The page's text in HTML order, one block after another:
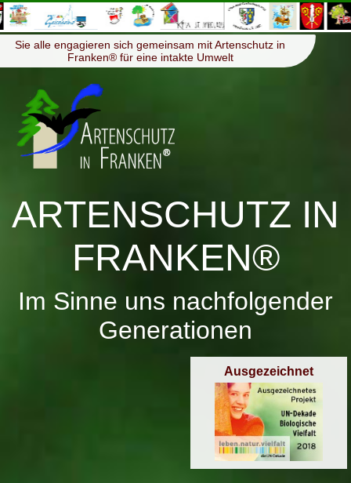
Menü ≡
Sie alle engagieren sich gemeinsam mit Artenschutz in
Franken® für eine intakte Umwelt
ARTENSCHUTZ IN
FRANKEN®
Im Sinne uns nachfolgender
Generationen
Ausgezeichnet